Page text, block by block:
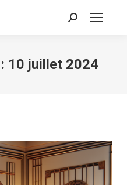
Recherche
10 juillet 2024